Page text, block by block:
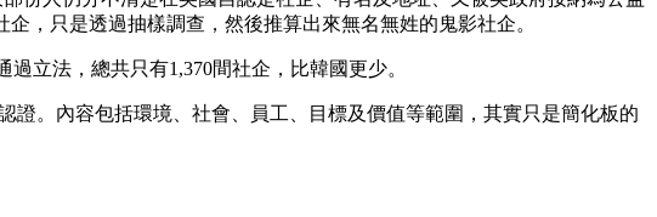
企，只是透過抽樣調查，然後推算出來無名無姓的鬼影社企。
立法，總共只有1,370間社企，比韓國更少。
證。內容包括環境、社會、員工、目標及價值等範圍，其實只是簡化板的